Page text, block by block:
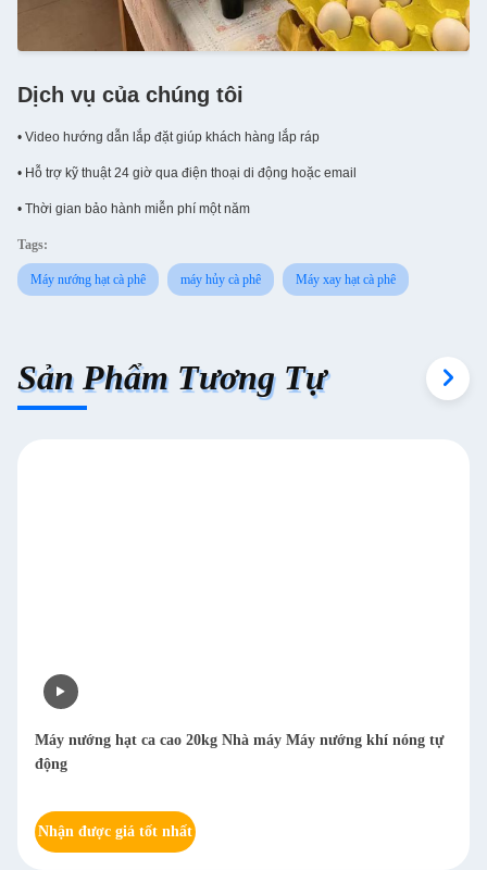
Dịch vụ của chúng tôi
• Video hướng dẫn lắp đặt giúp khách hàng lắp ráp
• Hỗ trợ kỹ thuật 24 giờ qua điện thoại di động hoặc email
• Thời gian bảo hành miễn phí một năm
Tags:
Máy nướng hạt cà phê máy hủy cà phê Máy xay hạt cà phê
Sản Phẩm Tương Tự
Máy nướng hạt ca cao 20kg Nhà máy Máy nướng khí nóng tự
động
Nhận được giá tốt nhất